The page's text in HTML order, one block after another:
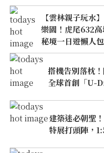
【雲林親子玩水
樂園！虎尾632
秘境一日遊懶人包
搭機告別落枕
全球首創「U-
建築迷必朝聖
特展打頭陣，